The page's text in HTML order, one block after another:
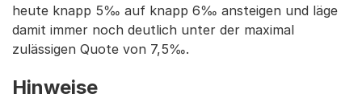
heute knapp 5‰ auf knapp 6‰ ansteigen und läge
damit immer noch deutlich unter der maximal
zulässigen Quote von 7,5‰.
Hinweise